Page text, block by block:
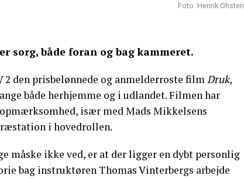
Foto: Henrik Ohsten.
sorg, både foran og bag kammeret.
2 den prisbelønnede og anmelderroste film Druk,
både herhjemme og i udlandet. Filmen har
især med Mads Mikkelsens
i hovedrollen.
måske ikke ved, er at der ligger en dybt personlig
bag instruktøren Thomas Vinterbergs arbejde